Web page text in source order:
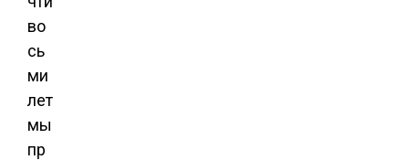
во
сь
ми
лет
мы
пр